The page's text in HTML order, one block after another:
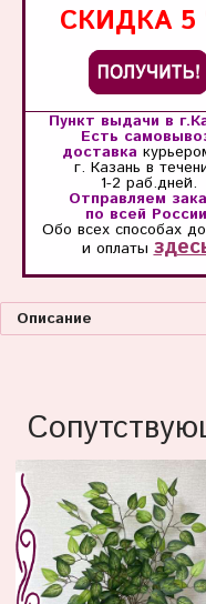
СКИДКА 5
Пункт выдачи в
Есть
доставка
г. Казань в
1-2 раб.дней.
Отправляем
по всей
Обо всех способах
и оплаты
Описание